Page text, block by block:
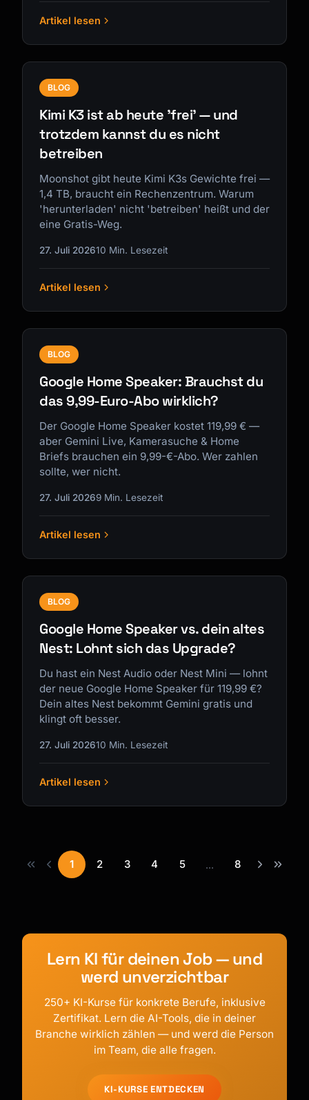
Artikel lesen
BLOG
Kimi K3 ist ab heute 'frei' — und
trotzdem kannst du es nicht
betreiben
Moonshot gibt heute Kimi K3s Gewichte frei —
1,4 TB, braucht ein Rechenzentrum. Warum
'herunterladen' nicht 'betreiben' heißt und der
eine Gratis-Weg.
27. Juli 202610 Min. Lesezeit
Artikel lesen
BLOG
Google Home Speaker: Brauchst du
das 9,99-Euro-Abo wirklich?
Der Google Home Speaker kostet 119,99 € —
aber Gemini Live, Kamerasuche & Home
Briefs brauchen ein 9,99-€-Abo. Wer zahlen
sollte, wer nicht.
27. Juli 20269 Min. Lesezeit
Artikel lesen
BLOG
Google Home Speaker vs. dein altes
Nest: Lohnt sich das Upgrade?
Du hast ein Nest Audio oder Nest Mini — lohnt
der neue Google Home Speaker für 119,99 €?
Dein altes Nest bekommt Gemini gratis und
klingt oft besser.
27. Juli 202610 Min. Lesezeit
Artikel lesen
1 2 3 4 5 ... 8
Lern KI für deinen Job — und
werd unverzichtbar
250+ KI-Kurse für konkrete Berufe, inklusive
Zertifikat. Lern die AI-Tools, die in deiner
Branche wirklich zählen — und werd die Person
im Team, die alle fragen.
KI-KURSE ENTDECKEN